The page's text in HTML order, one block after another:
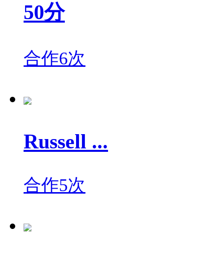
50分
合作6次
Russell ...
合作5次